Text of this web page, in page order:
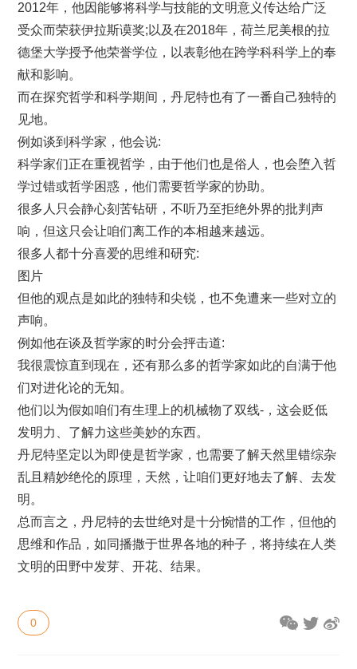
2012年，他因能够将科学与技能的文明意义传达给广泛
受众而荣获伊拉斯谟奖;以及在2018年，荷兰尼美根的拉
德堡大学授予他荣誉学位，以表彰他在跨学科科学上的奉
献和影响。
而在探究哲学和科学期间，丹尼特也有了一番自己独特的
见地。
例如谈到科学家，他会说:
科学家们正在重视哲学，由于他们也是俗人，也会堕入哲
学过错或哲学困惑，他们需要哲学家的协助。
很多人只会静心刻苦钻研，不听乃至拒绝外界的批判声
响，但这只会让咱们离工作的本相越来越远。
很多人都十分喜爱的思维和研究:
图片
但他的观点是如此的独特和尖锐，也不免遭来一些对立的
声响。
例如他在谈及哲学家的时分会抨击道:
我很震惊直到现在，还有那么多的哲学家如此的自满于他
们对进化论的无知。
他们以为假如咱们有生理上的机械物了双线-，这会贬低
发明力、了解力这些美妙的东西。
丹尼特坚定以为即使是哲学家，也需要了解天然里错综杂
乱且精妙绝伦的原理，天然，让咱们更好地去了解、去发
明。
总而言之，丹尼特的去世绝对是十分惋惜的工作，但他的
思维和作品，如同播撒于世界各地的种子，将持续在人类
文明的田野中发芽、开花、结果。
0